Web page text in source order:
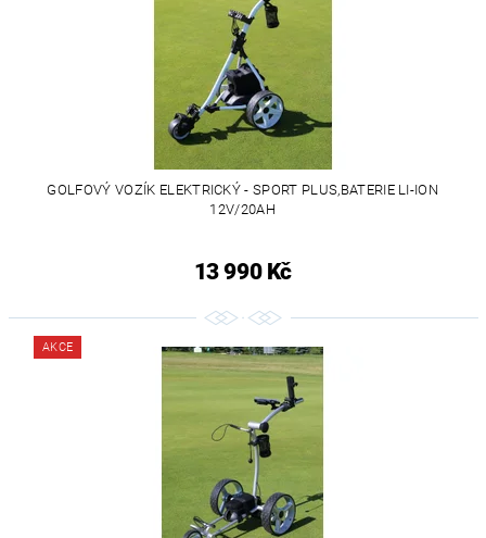
GOLFOVÝ VOZÍK ELEKTRICKÝ - SPORT PLUS,BATERIE LI-ION
12V/20AH
13 990 Kč
AKCE